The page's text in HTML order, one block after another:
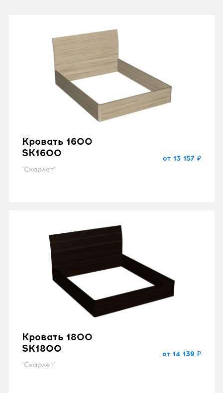
Кровать 1600
SK1600
"Скарлет"
от 13 157 ₽
Кровать 1800
SK1800
"Скарлет"
от 14 139 ₽